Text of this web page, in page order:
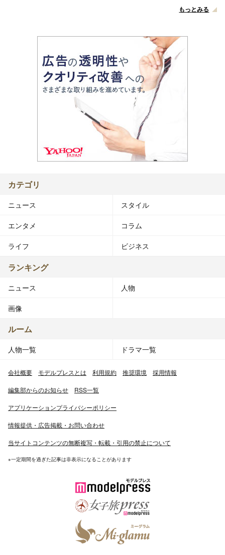
もっとみる
カテゴリ
ニュース スタイル
エンタメ コラム
ライフ ビジネス
ランキング
ニュース 人物
画像
ルーム
人物一覧 ドラマ一覧
会社概要 モデルプレスとは 利用規約 推奨環境 採用情報
編集部からのお知らせ RSS一覧
アプリケーションプライバシーポリシー
情報提供・広告掲載・お問い合わせ
当サイトコンテンツの無断複写・転載・引用の禁止について
※一定期間を過ぎた記事は非表示になることがあります